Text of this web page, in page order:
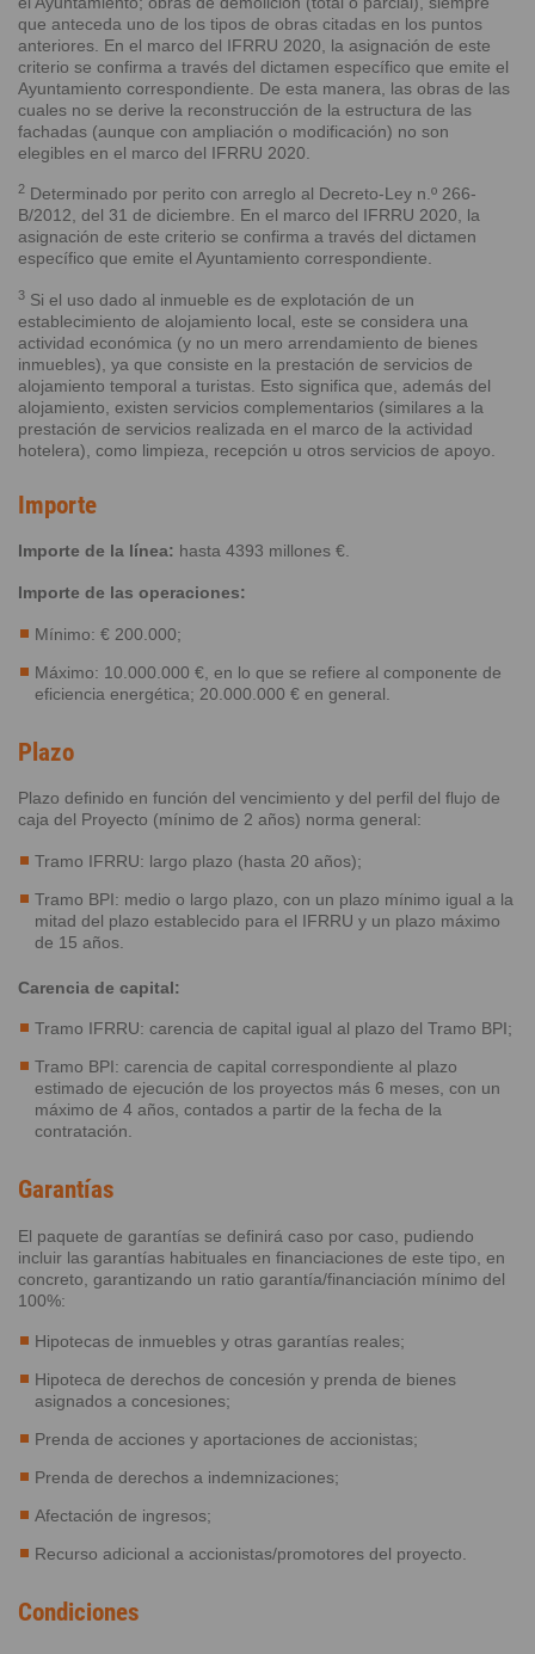
que anteceda uno de los tipos de obras citadas en los puntos
anteriores. En el marco del IFRRU 2020, la asignación de este
criterio se confirma a través del dictamen específico que emite el
Ayuntamiento correspondiente. De esta manera, las obras de las
cuales no se derive la reconstrucción de la estructura de las
fachadas (aunque con ampliación o modificación) no son
elegibles en el marco del IFRRU 2020.
2 Determinado por perito con arreglo al Decreto-Ley n.º 266-
B/2012, del 31 de diciembre. En el marco del IFRRU 2020, la
asignación de este criterio se confirma a través del dictamen
específico que emite el Ayuntamiento correspondiente.
3 Si el uso dado al inmueble es de explotación de un
establecimiento de alojamiento local, este se considera una
actividad económica (y no un mero arrendamiento de bienes
inmuebles), ya que consiste en la prestación de servicios de
alojamiento temporal a turistas. Esto significa que, además del
alojamiento, existen servicios complementarios (similares a la
prestación de servicios realizada en el marco de la actividad
hotelera), como limpieza, recepción u otros servicios de apoyo.
Importe
Importe de la línea: hasta 4393 millones €.
Importe de las operaciones:
Mínimo: € 200.000;
Máximo: 10.000.000 €, en lo que se refiere al componente de
eficiencia energética; 20.000.000 € en general.
Plazo
Plazo definido en función del vencimiento y del perfil del flujo de
caja del Proyecto (mínimo de 2 años) norma general:
Tramo IFRRU: largo plazo (hasta 20 años);
Tramo BPI: medio o largo plazo, con un plazo mínimo igual a la
mitad del plazo establecido para el IFRRU y un plazo máximo
de 15 años.
Carencia de capital:
Tramo IFRRU: carencia de capital igual al plazo del Tramo BPI;
Tramo BPI: carencia de capital correspondiente al plazo
estimado de ejecución de los proyectos más 6 meses, con un
máximo de 4 años, contados a partir de la fecha de la
contratación.
Garantías
El paquete de garantías se definirá caso por caso, pudiendo
incluir las garantías habituales en financiaciones de este tipo, en
concreto, garantizando un ratio garantía/financiación mínimo del
100%:
Hipotecas de inmuebles y otras garantías reales;
Hipoteca de derechos de concesión y prenda de bienes
asignados a concesiones;
Prenda de acciones y aportaciones de accionistas;
Prenda de derechos a indemnizaciones;
Afectación de ingresos;
Recurso adicional a accionistas/promotores del proyecto.
Condiciones